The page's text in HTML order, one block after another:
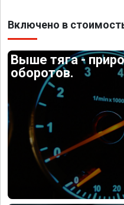
Включено в
Выше тяга -
оборотов.